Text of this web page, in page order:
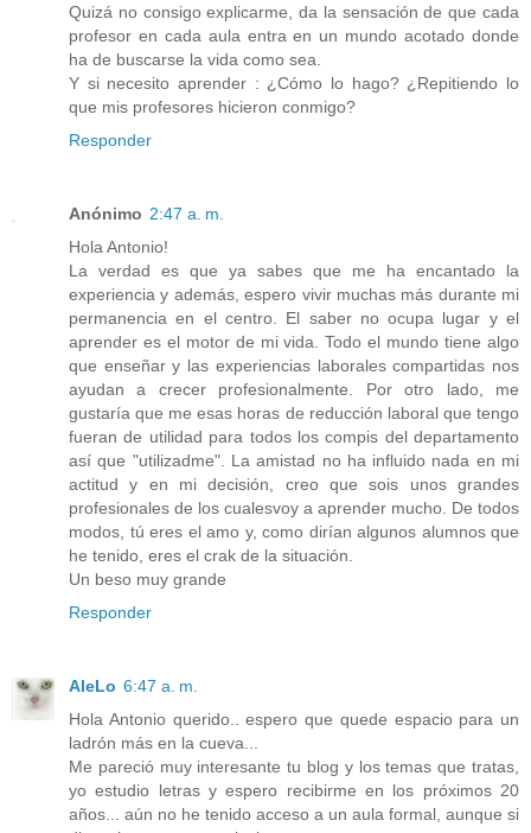
Quizá no consigo explicarme, da la sensación de que cada
profesor en cada aula entra en un mundo acotado donde
ha de buscarse la vida como sea.
Y si necesito aprender : ¿Cómo lo hago? ¿Repitiendo lo
que mis profesores hicieron conmigo?
Responder
Anónimo 2:47 a. m.
Hola Antonio!
La verdad es que ya sabes que me ha encantado la
experiencia y además, espero vivir muchas más durante mi
permanencia en el centro. El saber no ocupa lugar y el
aprender es el motor de mi vida. Todo el mundo tiene algo
que enseñar y las experiencias laborales compartidas nos
ayudan a crecer profesionalmente. Por otro lado, me
gustaría que me esas horas de reducción laboral que tengo
fueran de utilidad para todos los compis del departamento
así que "utilizadme". La amistad no ha influido nada en mi
actitud y en mi decisión, creo que sois unos grandes
profesionales de los cualesvoy a aprender mucho. De todos
modos, tú eres el amo y, como dirían algunos alumnos que
he tenido, eres el crak de la situación.
Un beso muy grande
Responder
AleLo 6:47 a. m.
Hola Antonio querido.. espero que quede espacio para un
ladrón más en la cueva...
Me pareció muy interesante tu blog y los temas que tratas,
yo estudio letras y espero recibirme en los próximos 20
años... aún no he tenido acceso a un aula formal, aunque si